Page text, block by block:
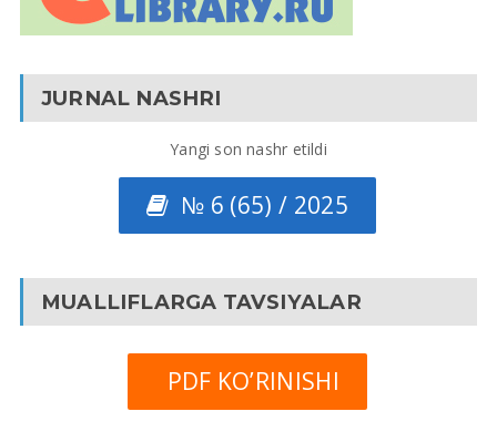
JURNAL NASHRI
Yangi son nashr etildi
№ 6 (65) / 2025
MUALLIFLARGA TAVSIYALAR
PDF KO’RINISHI